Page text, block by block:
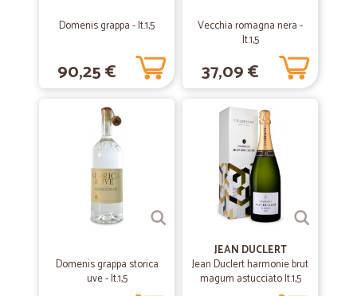
ottimo servizio veloce e preciso
26/02/2020
— Pier luigi F.
In netto miglioramento..
Rispetto all'ultimo acquisto, le date di scadenza dei prodotti, sono
buone. La volta scorsa, erano molto strette (un mese), mi riferisco a
farine e marmellate.
08/11/2019
—Corrado G.
Nulla da eccepire.
Domenis grappa - lt.1,5
90,25 €
Vecchia romagna nera -
lt.1,5
37,09 €
Domenis grappa storica
uve - lt.1,5
JEAN DUCLERT
Jean Duclert harmonie brut
magum astucciato lt.1,5